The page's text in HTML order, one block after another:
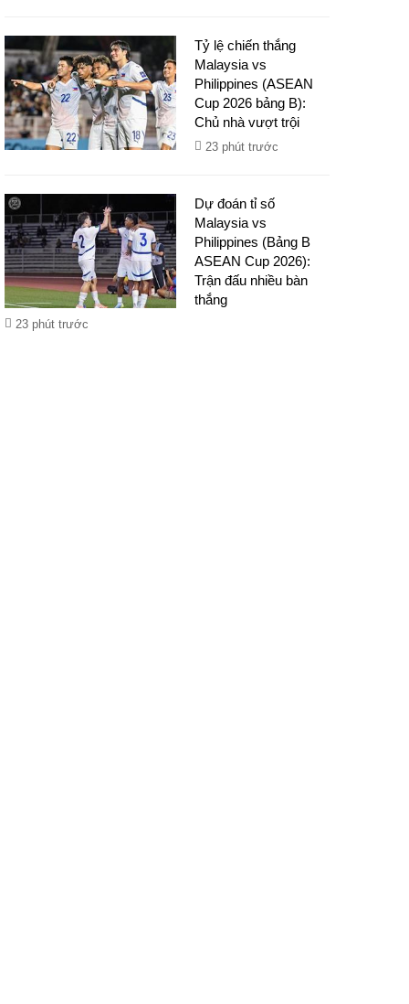
Tỷ lệ chiến thắng
Malaysia vs
Philippines (ASEAN
Cup 2026 bảng B):
Chủ nhà vượt trội
23 phút trước
Dự đoán tỉ số
Malaysia vs
Philippines (Bảng B
ASEAN Cup 2026):
Trận đấu nhiều bàn
thắng
23 phút trước